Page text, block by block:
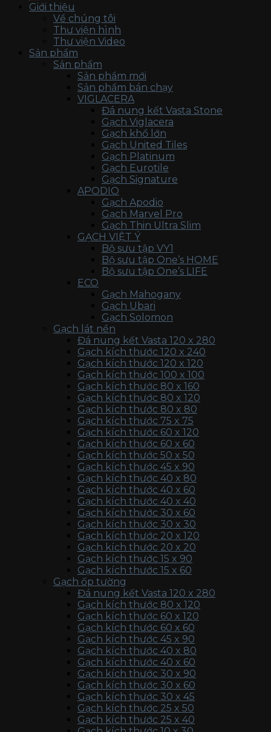
Giới thiệu
Về chúng tôi
Thư viện hình
Thư viện Video
Sản phẩm
Sản phẩm
Sản phẩm mới
Sản phẩm bán chạy
VIGLACERA
Đá nung kết Vasta Stone
Gạch Viglacera
Gạch khổ lớn
Gạch United Tiles
Gạch Platinum
Gạch Eurotile
Gạch Signature
APODIO
Gạch Apodio
Gạch Marvel Pro
Gạch Thin Ultra Slim
GẠCH VIỆT Ý
Bộ sưu tập VY1
Bộ sưu tập One’s HOME
Bộ sưu tập One’s LIFE
ECO
Gạch Mahogany
Gạch Ubari
Gạch Solomon
Gạch lát nền
Đá nung kết Vasta 120 x 280
Gạch kích thước 120 x 240
Gạch kích thước 120 x 120
Gạch kích thước 100 x 100
Gạch kích thước 80 x 160
Gạch kích thước 80 x 120
Gạch kích thước 80 x 80
Gạch kích thước 75 x 75
Gạch kích thước 60 x 120
Gạch kích thước 60 x 60
Gạch kích thước 50 x 50
Gạch kích thước 45 x 90
Gạch kích thước 40 x 80
Gạch kích thước 40 x 60
Gạch kích thước 40 x 40
Gạch kích thước 30 x 60
Gạch kích thước 30 x 30
Gạch kích thước 20 x 120
Gạch kích thước 20 x 20
Gạch kích thước 15 x 90
Gạch kích thước 15 x 60
Gạch ốp tường
Đá nung kết Vasta 120 x 280
Gạch kích thước 80 x 120
Gạch kích thước 60 x 120
Gạch kích thước 60 x 60
Gạch kích thước 45 x 90
Gạch kích thước 40 x 80
Gạch kích thước 40 x 60
Gạch kích thước 30 x 90
Gạch kích thước 30 x 60
Gạch kích thước 30 x 45
Gạch kích thước 25 x 50
Gạch kích thước 25 x 40